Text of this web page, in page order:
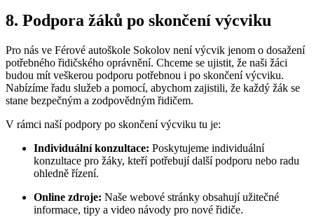
8. Podpora žáků po skončení výcviku
Pro nás ve Férové autoškole Sokolov není výcvik jenom o dosažení
potřebného řidičského oprávnění. Chceme se ujistit, že naši žáci
budou mít veškerou podporu potřebnou i po skončení výcviku.
Nabízíme řadu služeb a pomocí, abychom zajistili, že každý žák se
stane bezpečným a zodpovědným řidičem.
V rámci naší podpory po skončení výcviku tu je:
Individuální konzultace: Poskytujeme individuální
konzultace pro žáky, kteří potřebují další podporu nebo radu
ohledně řízení.
Online zdroje: Naše webové stránky obsahují užitečné
informace, tipy a video návody pro nové řidiče.